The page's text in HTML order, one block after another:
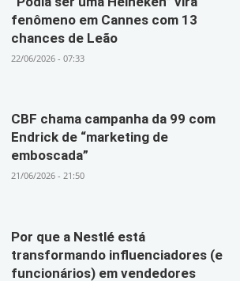
fenômeno em Cannes com 13
chances de Leão
22/06/2026 - 07:33
CBF chama campanha da 99 com
Endrick de “marketing de
emboscada”
21/06/2026 - 21:50
Por que a Nestlé está
transformando influenciadores (e
funcionários) em vendedores